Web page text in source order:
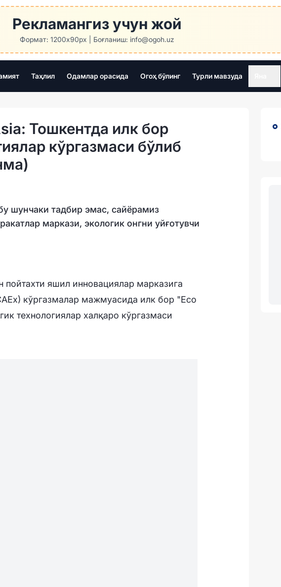
Рекламангиз учун жой
Формат: 1200x90px | Боғланиш: info@ogoh.uz
Таҳлил Одамлар орасида Огоҳ бўлинг Турли мавзуда
Тошкентда илк бор
кўргазмаси бўлиб
шунчаки тадбир эмас, сайёрамиз
маркази, экологик онгни уйғотувчи
пойтахти яшил инновациялар марказига
кўргазмалар мажмуасида илк бор "Eco
технологиялар халқаро кўргазмаси